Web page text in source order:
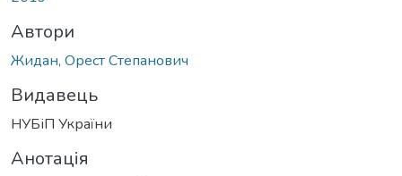
Автори
Жидан, Орест Степанович
Видавець
НУБіП України
Анотація